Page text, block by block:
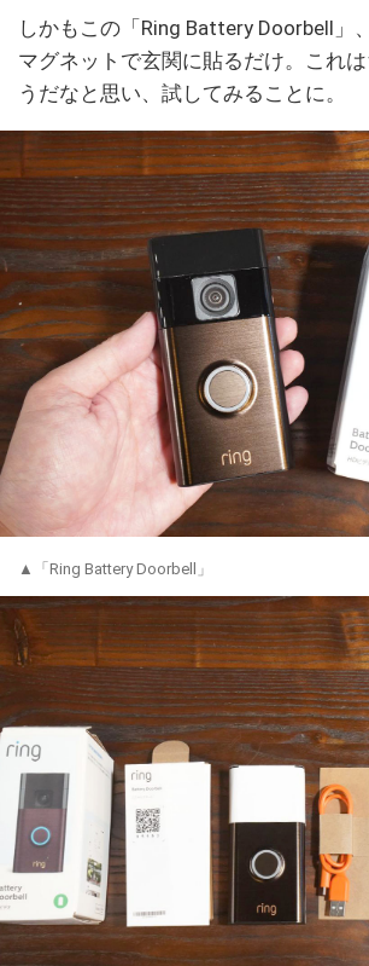
しかもこの「Ring Battery Doorbell」
マグネットで玄関に貼るだけ。これ
うだなと思い、試してみることに。
▲「Ring Battery Doorbell」